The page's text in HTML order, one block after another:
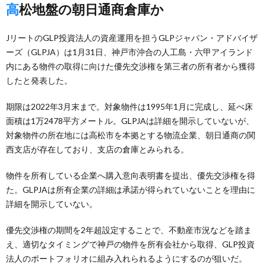
高松地盤の朝日通商倉庫か
JリートのGLP投資法人の資産運用を担うGLPジャパン・アドバイザ
ーズ（GLPJA）は1月31日、神戸市沖合の人工島・六甲アイランド
内にある物件の取得に向けた優先交渉権を第三者の所有者から獲得
したと発表した。
期限は2022年3月末まで。対象物件は1995年1月に完成し、延べ床
面積は1万2478平方メートル。GLPJAは詳細を開示していないが、
対象物件の所在地には高松市を本拠とする物流企業、朝日通商の関
西支店が存在しており、支店の倉庫とみられる。
物件を所有している企業へ購入意向表明書を提出、優先交渉権を得
た。GLPJAは所有企業の詳細は承諾が得られていないことを理由に
詳細を開示していない。
優先交渉権の期間を2年超設定することで、不動産市況などを踏ま
え、適切なタイミングで神戸の物件を所有会社から取得、GLP投資
法人のポートフォリオに組み入れられるようにするのが狙いだ。